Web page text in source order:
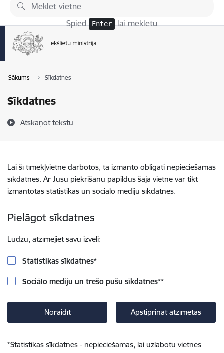
Pāriet uz lapas saturu
Spied Enter lai meklētu
Sākums Sīkdatnes
Sīkdatnes
Atskaņot tekstu
Lai šī tīmekļvietne darbotos, tā izmanto obligāti nepieciešamās
sīkdatnes. Ar Jūsu piekrišanu papildus šajā vietnē var tikt
izmantotas statistikas un sociālo mediju sīkdatnes.
Pielāgot sīkdatnes
Lūdzu, atzīmējiet savu izvēli:
Statistikas sīkdatnes*
Sociālo mediju un trešo pušu sīkdatnes**
Noraidīt Apstiprināt atzīmētās
*Statistikas sīkdatnes - nepieciešamas, lai uzlabotu vietnes